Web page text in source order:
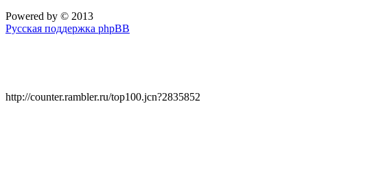
Powered by © 2013
Русская поддержка phpBB
http://counter.rambler.ru/top100.jcn?2835852